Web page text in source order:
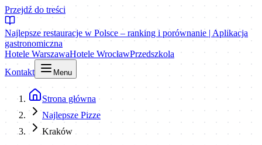
Przejdź do treści
Najlepsze restauracje w Polsce – ranking i porównanie | Aplikacja
gastronomiczna
Hotele WarszawaHotele WrocławPrzedszkola
Kontakt
Menu
Strona główna
Najlepsze Pizze
Kraków